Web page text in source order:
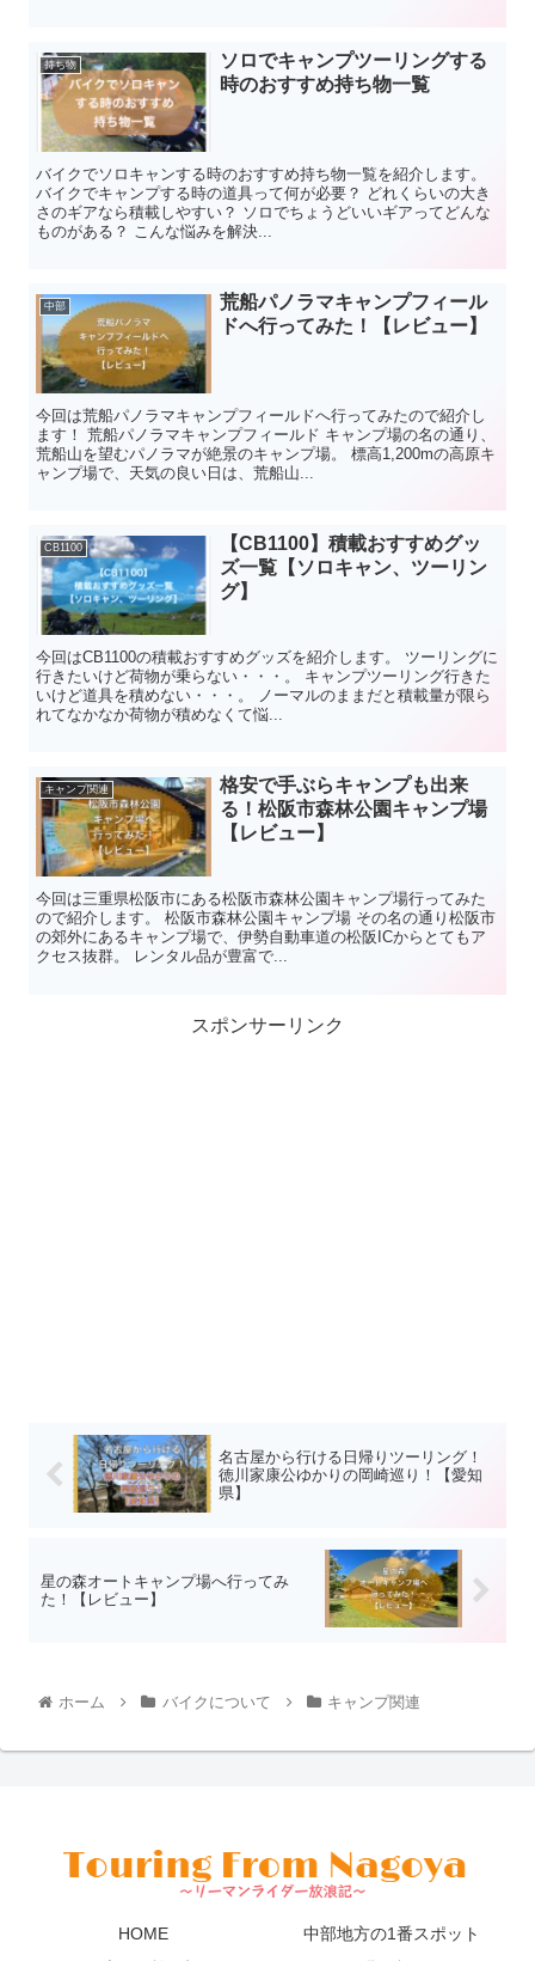
持ち物
ソロでキャンプツーリングする
時のおすすめ持ち物一覧
バイクでソロキャンする時のおすすめ持ち物一覧を紹介します。
バイクでキャンプする時の道具って何が必要？ どれくらいの大き
さのギアなら積載しやすい？ ソロでちょうどいいギアってどんな
ものがある？ こんな悩みを解決...
中部
荒船パノラマキャンプフィール
ドへ行ってみた！【レビュー】
今回は荒船パノラマキャンプフィールドへ行ってみたので紹介し
ます！ 荒船パノラマキャンプフィールド キャンプ場の名の通り、
荒船山を望むパノラマが絶景のキャンプ場。 標高1,200mの高原キ
ャンプ場で、天気の良い日は、荒船山...
CB1100
【CB1100】積載おすすめグッ
ズ一覧【ソロキャン、ツーリン
グ】
今回はCB1100の積載おすすめグッズを紹介します。 ツーリングに
行きたいけど荷物が乗らない・・・。 キャンプツーリング行きた
いけど道具を積めない・・・。 ノーマルのままだと積載量が限ら
れてなかなか荷物が積めなくて悩...
キャンプ関連
格安で手ぶらキャンプも出来
る！松阪市森林公園キャンプ場
【レビュー】
今回は三重県松阪市にある松阪市森林公園キャンプ場行ってみた
ので紹介します。 松阪市森林公園キャンプ場 その名の通り松阪市
の郊外にあるキャンプ場で、伊勢自動車道の松阪ICからとてもア
クセス抜群。 レンタル品が豊富で...
スポンサーリンク
名古屋から行ける日帰りツーリング！
徳川家康公ゆかりの岡崎巡り！【愛知
県】
星の森オートキャンプ場へ行ってみ
た！【レビュー】
ホーム バイクについて キャンプ関連
HOME
中部地方の1番スポット